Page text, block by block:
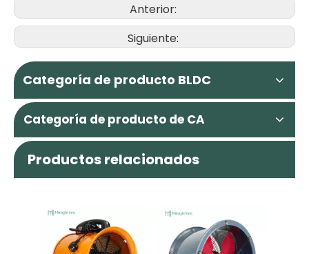
Anterior:
Siguiente:
Categoría de producto BLDC
Categoría de producto de CA
Productos relacionados